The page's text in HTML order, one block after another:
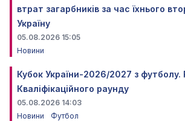
втрат загарбників за час їхнього
Україну
05.08.2026 15:05
Новини
Кубок України-2026/2027 з футболу.
Кваліфікаційного раунду
05.08.2026 14:03
Новини
Футбол